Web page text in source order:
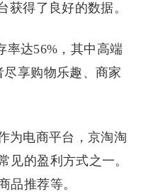
得了良好的数据。
率达56%，其中高端
享购物乐趣、商家
为电商平台，京淘淘
见的盈利方式之一。
品推荐等。